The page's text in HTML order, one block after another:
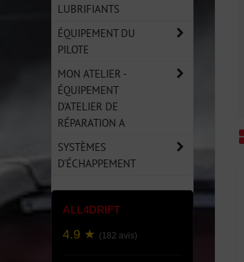
LUBRIFIANTS
ÉQUIPEMENT DU
PILOTE
MON ATELIER -
ÉQUIPEMENT
D'ATELIER DE
RÉPARATION A
SYSTÈMES
D'ÉCHAPPEMENT
ALL4DRIFT
4.9 ★ (182 avis)